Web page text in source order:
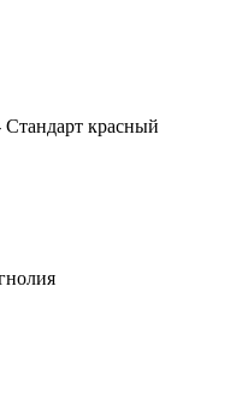
красный